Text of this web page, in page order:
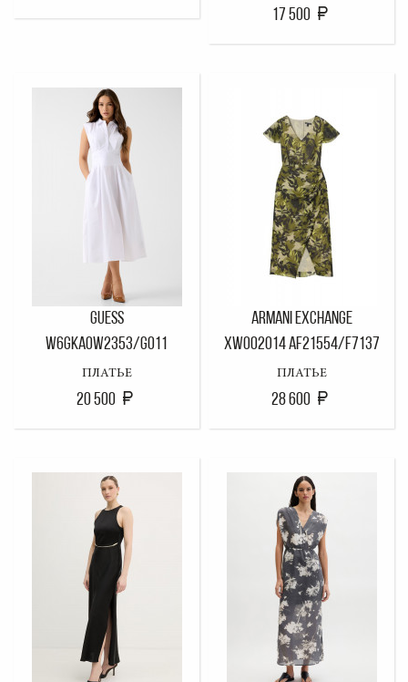
17 500
GUESS
W6GKA0W2353/G011
ПЛАТЬЕ
20 500
ARMANI EXCHANGE
XW002014 AF21554/F7137
ПЛАТЬЕ
28 600